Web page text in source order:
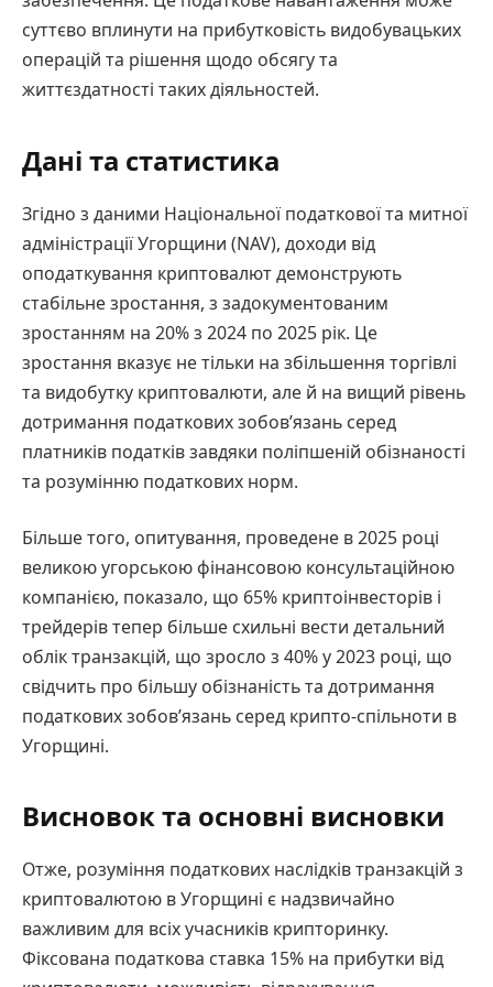
суттєво вплинути на прибутковість видобувацьких
операцій та рішення щодо обсягу та
життєздатності таких діяльностей.
Дані та статистика
Згідно з даними Національної податкової та митної
адміністрації Угорщини (NAV), доходи від
оподаткування криптовалют демонструють
стабільне зростання, з задокументованим
зростанням на 20% з 2024 по 2025 рік. Це
зростання вказує не тільки на збільшення торгівлі
та видобутку криптовалюти, але й на вищий рівень
дотримання податкових зобов’язань серед
платників податків завдяки поліпшеній обізнаності
та розумінню податкових норм.
Більше того, опитування, проведене в 2025 році
великою угорською фінансовою консультаційною
компанією, показало, що 65% криптоінвесторів і
трейдерів тепер більше схильні вести детальний
облік транзакцій, що зросло з 40% у 2023 році, що
свідчить про більшу обізнаність та дотримання
податкових зобов’язань серед крипто-спільноти в
Угорщині.
Висновок та основні висновки
Отже, розуміння податкових наслідків транзакцій з
криптовалютою в Угорщині є надзвичайно
важливим для всіх учасників крипторинку.
Фіксована податкова ставка 15% на прибутки від